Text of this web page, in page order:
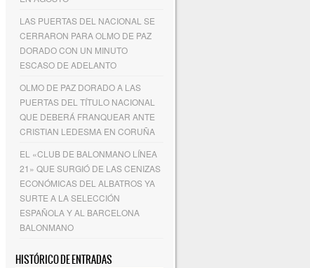
LAS PUERTAS DEL NACIONAL SE
CERRARON PARA OLMO DE PAZ
DORADO CON UN MINUTO
ESCASO DE ADELANTO
OLMO DE PAZ DORADO A LAS
PUERTAS DEL TÍTULO NACIONAL
QUE DEBERÁ FRANQUEAR ANTE
CRISTIAN LEDESMA EN CORUÑA
EL «CLUB DE BALONMANO LÍNEA
21» QUE SURGIÓ DE LAS CENIZAS
ECONÓMICAS DEL ALBATROS YA
SURTE A LA SELECCIÓN
ESPAÑOLA Y AL BARCELONA
BALONMANO
HISTÓRICO DE ENTRADAS